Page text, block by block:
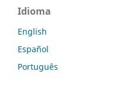
Idioma
English
Español
Português